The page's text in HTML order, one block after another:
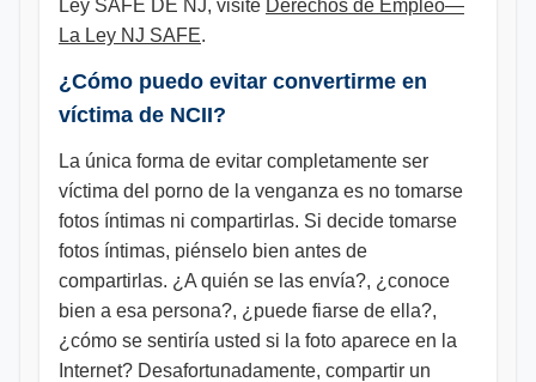
Ley SAFE DE NJ, visite Derechos de Empleo—
La Ley NJ SAFE.
¿Cómo puedo evitar convertirme en
víctima de NCII?
La única forma de evitar completamente ser
víctima del porno de la venganza es no tomarse
fotos íntimas ni compartirlas. Si decide tomarse
fotos íntimas, piénselo bien antes de
compartirlas. ¿A quién se las envía?, ¿conoce
bien a esa persona?, ¿puede fiarse de ella?,
¿cómo se sentiría usted si la foto aparece en la
Internet? Desafortunadamente, compartir un